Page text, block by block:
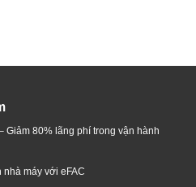
Giảm 80% lãng phí trong vận hành
máy với eFAC